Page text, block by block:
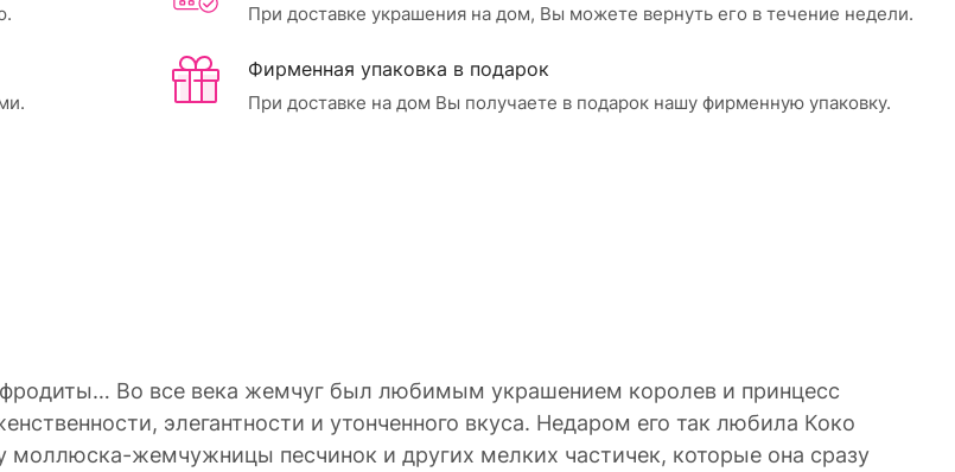
При доставке украшения на дом, Вы можете вернуть его в течение недели.
Фирменная упаковка в подарок
При доставке на дом Вы получаете в подарок нашу фирменную упаковку.
Во все века жемчуг был любимым украшением королев и принцесс
элегантности и утонченного вкуса. Недаром его так любила Коко
моллюска-жемчужницы песчинок и других мелких частичек, которые она сразу